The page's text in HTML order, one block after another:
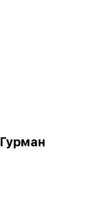
Гурман